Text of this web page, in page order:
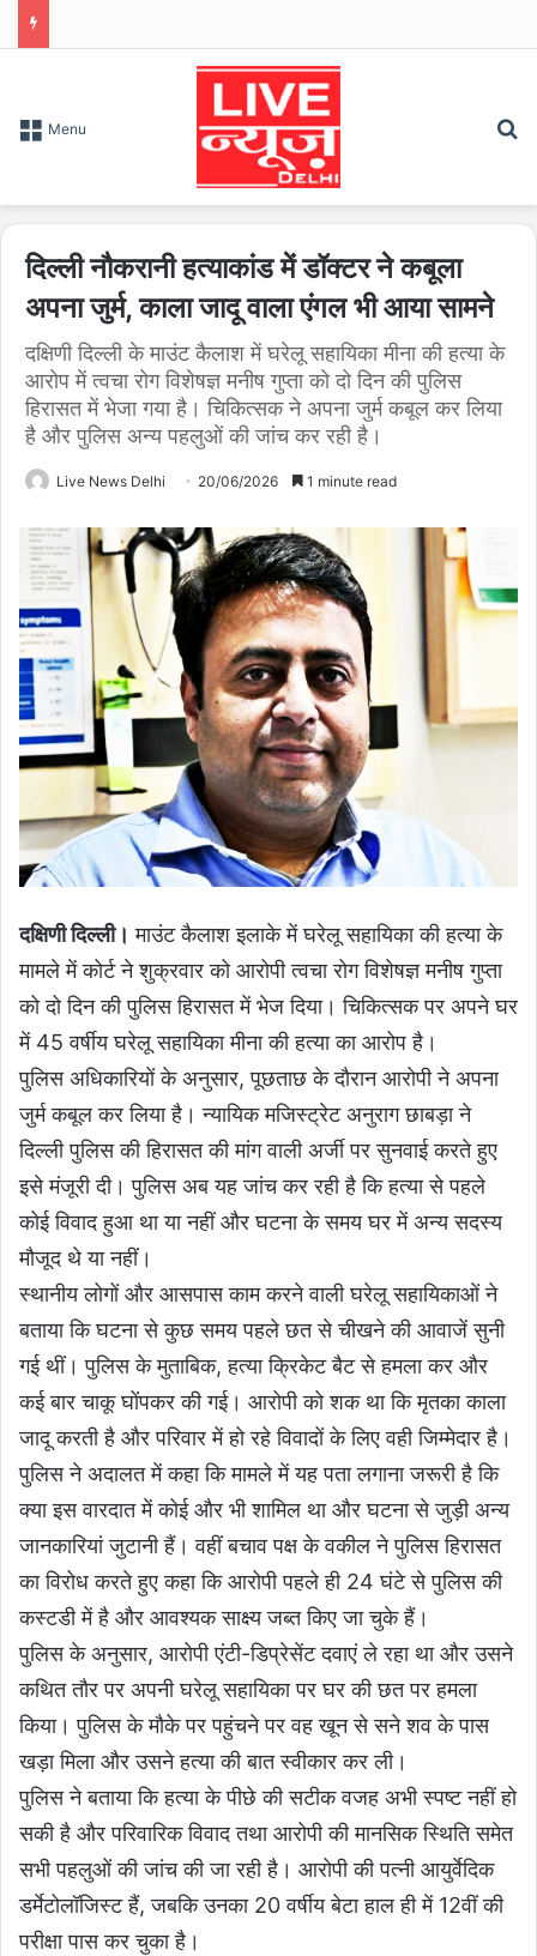
Menu
दिल्ली नौकरानी हत्याकांड में डॉक्टर ने कबूला
अपना जुर्म, काला जादू वाला एंगल भी आया सामने
दक्षिणी दिल्ली के माउंट कैलाश में घरेलू सहायिका मीना की हत्या के
आरोप में त्वचा रोग विशेषज्ञ मनीष गुप्ता को दो दिन की पुलिस
हिरासत में भेजा गया है। चिकित्सक ने अपना जुर्म कबूल कर लिया
है और पुलिस अन्य पहलुओं की जांच कर रही है।
Live News Delhi 20/06/2026 1 minute read
दक्षिणी दिल्ली। माउंट कैलाश इलाके में घरेलू सहायिका की हत्या के
मामले में कोर्ट ने शुक्रवार को आरोपी त्वचा रोग विशेषज्ञ मनीष गुप्ता
को दो दिन की पुलिस हिरासत में भेज दिया। चिकित्सक पर अपने घर
में 45 वर्षीय घरेलू सहायिका मीना की हत्या का आरोप है।
पुलिस अधिकारियों के अनुसार, पूछताछ के दौरान आरोपी ने अपना
जुर्म कबूल कर लिया है। न्यायिक मजिस्ट्रेट अनुराग छाबड़ा ने
दिल्ली पुलिस की हिरासत की मांग वाली अर्जी पर सुनवाई करते हुए
इसे मंजूरी दी। पुलिस अब यह जांच कर रही है कि हत्या से पहले
कोई विवाद हुआ था या नहीं और घटना के समय घर में अन्य सदस्य
मौजूद थे या नहीं।
स्थानीय लोगों और आसपास काम करने वाली घरेलू सहायिकाओं ने
बताया कि घटना से कुछ समय पहले छत से चीखने की आवाजें सुनी
गई थीं। पुलिस के मुताबिक, हत्या क्रिकेट बैट से हमला कर और
कई बार चाकू घोंपकर की गई। आरोपी को शक था कि मृतका काला
जादू करती है और परिवार में हो रहे विवादों के लिए वही जिम्मेदार है।
पुलिस ने अदालत में कहा कि मामले में यह पता लगाना जरूरी है कि
क्या इस वारदात में कोई और भी शामिल था और घटना से जुड़ी अन्य
जानकारियां जुटानी हैं। वहीं बचाव पक्ष के वकील ने पुलिस हिरासत
का विरोध करते हुए कहा कि आरोपी पहले ही 24 घंटे से पुलिस की
कस्टडी में है और आवश्यक साक्ष्य जब्त किए जा चुके हैं।
पुलिस के अनुसार, आरोपी एंटी-डिप्रेसेंट दवाएं ले रहा था और उसने
कथित तौर पर अपनी घरेलू सहायिका पर घर की छत पर हमला
किया। पुलिस के मौके पर पहुंचने पर वह खून से सने शव के पास
खड़ा मिला और उसने हत्या की बात स्वीकार कर ली।
पुलिस ने बताया कि हत्या के पीछे की सटीक वजह अभी स्पष्ट नहीं हो
सकी है और परिवारिक विवाद तथा आरोपी की मानसिक स्थिति समेत
सभी पहलुओं की जांच की जा रही है। आरोपी की पत्नी आयुर्वेदिक
डर्मेटोलॉजिस्ट हैं, जबकि उनका 20 वर्षीय बेटा हाल ही में 12वीं की
परीक्षा पास कर चुका है।